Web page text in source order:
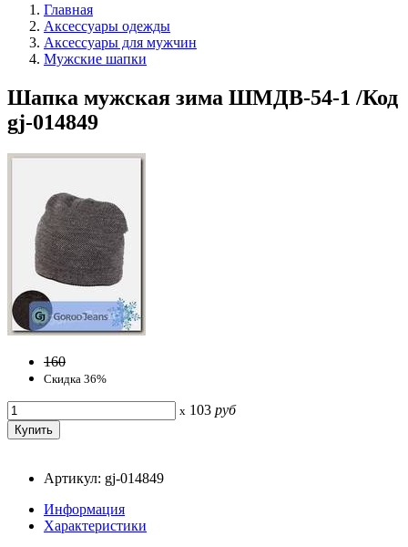
Главная
Аксессуары одежды
Аксессуары для мужчин
Мужские шапки
Шапка мужская зима ШМДВ-54-1 /Код
gj-014849
160
Скидка 36%
x 103 руб
Артикул: gj-014849
Информация
Характеристики